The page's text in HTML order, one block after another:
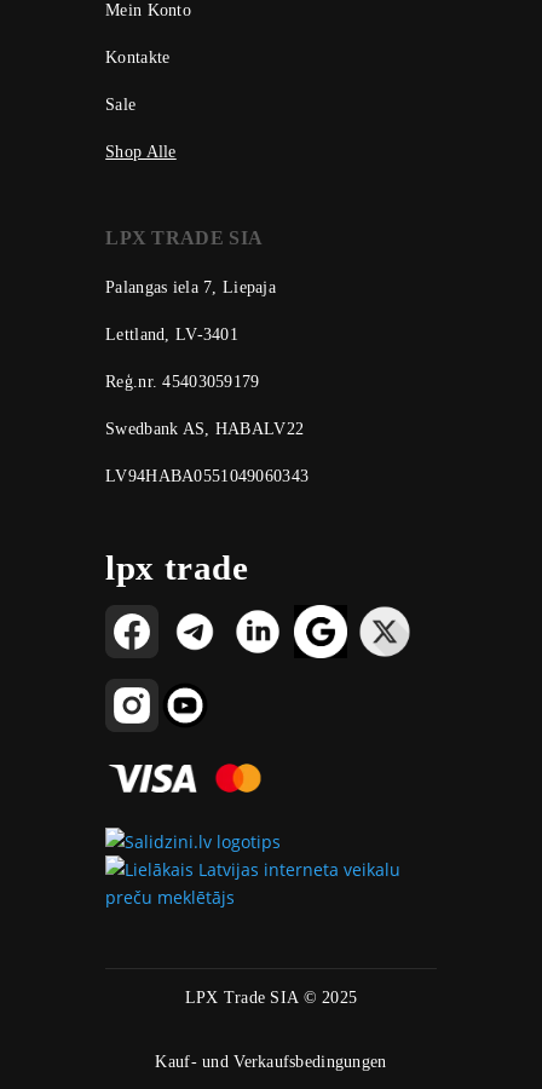
Mein Konto
Kontakte
Sale
Shop Alle
LPX TRADE SIA
Palangas iela 7, Liepaja
Lettland, LV-3401
Reģ.nr. 45403059179
Swedbank AS, HABALV22
LV94HABA0551049060343
lpx trade
LPX Trade SIA © 2025
Kauf- und Verkaufsbedingungen